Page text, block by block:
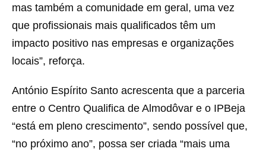
mas também a comunidade em geral, uma vez
que profissionais mais qualificados têm um
impacto positivo nas empresas e organizações
locais”, reforça.
António Espírito Santo acrescenta que a parceria
entre o Centro Qualifica de Almodôvar e o IPBeja
“está em pleno crescimento”, sendo possível que,
“no próximo ano”, possa ser criada “mais uma